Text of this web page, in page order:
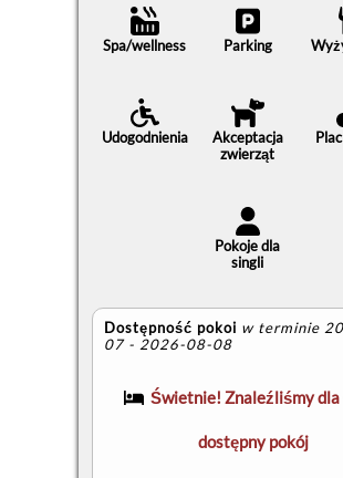
Spa/wellness Parking
Udogodnienia
Akceptacja
zwierząt
Pokoje dla
singli
Dostępność pokoi w terminie
07 - 2026-08-08
Świetnie! Znaleźliśmy dla
dostępny pokój